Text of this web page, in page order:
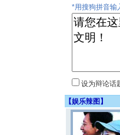
*用搜狗拼音输
设为辩论
【娱乐辣图 】